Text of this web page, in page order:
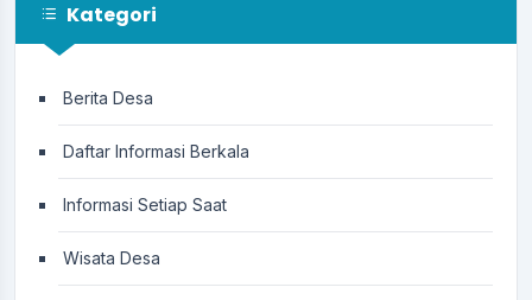
Kategori
Berita Desa
Daftar Informasi Berkala
Informasi Setiap Saat
Wisata Desa